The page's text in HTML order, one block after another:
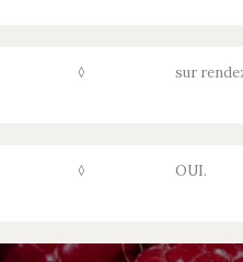
◊ sur
◊ OUI.